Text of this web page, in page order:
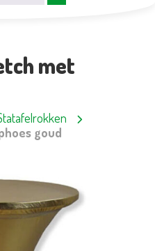
met
goud